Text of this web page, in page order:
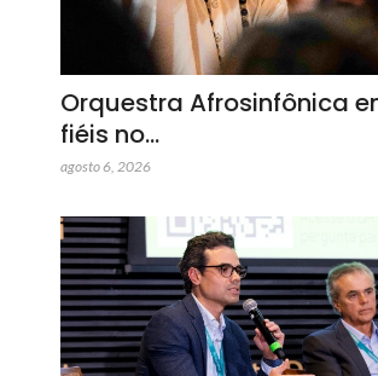
Orquestra Afrosinfônica
fiéis no…
agosto 6, 2026